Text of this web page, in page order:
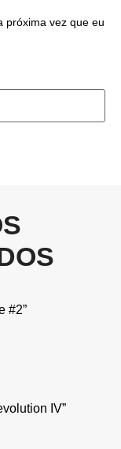
próxima vez que eu
#2”
IV”